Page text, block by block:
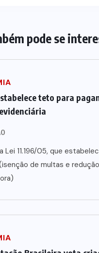
pode se
teto para
Lei 11.196/05, que
de multas e